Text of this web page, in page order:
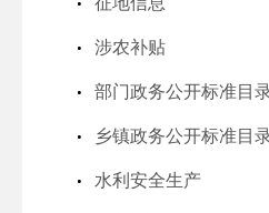
涉农补贴
部门政务公开标准目
乡镇政务公开标准目
水利安全生产